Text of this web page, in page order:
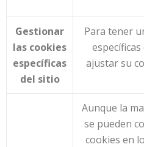
Gestionar
las cookies
específicas
del sitio
Para tener
ajustar su
Aunque la
se pueden
cookies en